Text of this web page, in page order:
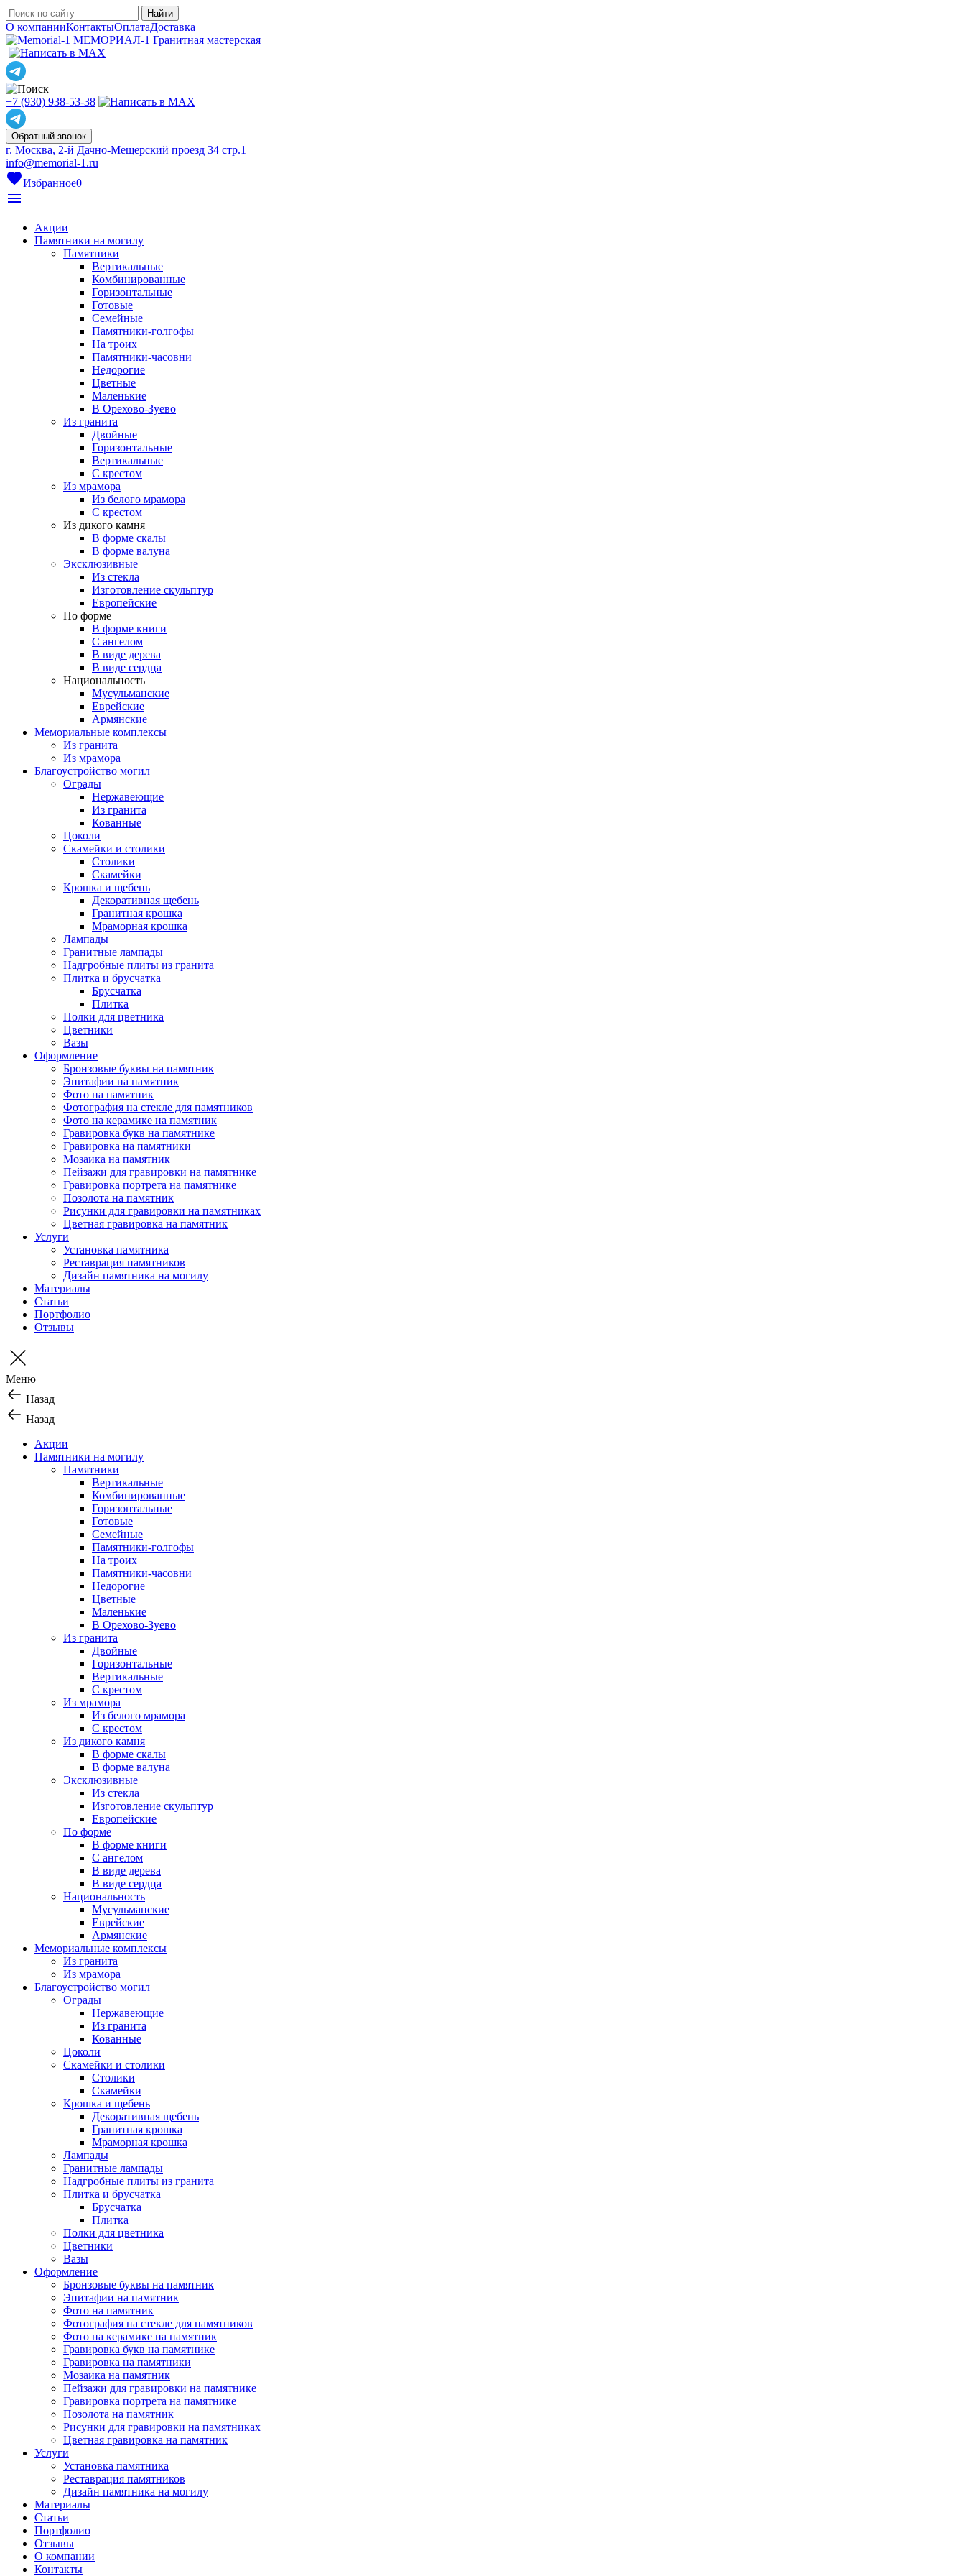
О компанииКонтактыОплатаДоставка
МЕМОРИАЛ-1 Гранитная мастерская
+7 (930) 938-53-38
Обратный звонок
г. Москва, 2-й Дачно-Мещерский проезд 34 стр.1
info@memorial-1.ru
favoriteИзбранное0
menu
Акции
Памятники на могилу
Памятники
Вертикальные
Комбинированные
Горизонтальные
Готовые
Семейные
Памятники-голгофы
На троих
Памятники-часовни
Недорогие
Цветные
Маленькие
В Орехово-Зуево
Из гранита
Двойные
Горизонтальные
Вертикальные
С крестом
Из мрамора
Из белого мрамора
С крестом
Из дикого камня
В форме скалы
В форме валуна
Эксклюзивные
Из стекла
Изготовление скульптур
Европейские
По форме
В форме книги
С ангелом
В виде дерева
В виде сердца
Национальность
Мусульманские
Еврейские
Армянские
Мемориальные комплексы
Из гранита
Из мрамора
Благоустройство могил
Ограды
Нержавеющие
Из гранита
Кованные
Цоколи
Скамейки и столики
Столики
Скамейки
Крошка и щебень
Декоративная щебень
Гранитная крошка
Мраморная крошка
Лампады
Гранитные лампады
Надгробные плиты из гранита
Плитка и брусчатка
Брусчатка
Плитка
Полки для цветника
Цветники
Вазы
Оформление
Бронзовые буквы на памятник
Эпитафии на памятник
Фото на памятник
Фотография на стекле для памятников
Фото на керамике на памятник
Гравировка букв на памятнике
Гравировка на памятники
Мозаика на памятник
Пейзажи для гравировки на памятнике
Гравировка портрета на памятнике
Позолота на памятник
Рисунки для гравировки на памятниках
Цветная гравировка на памятник
Услуги
Установка памятника
Реставрация памятников
Дизайн памятника на могилу
Материалы
Статьи
Портфолио
Отзывы
Меню
Назад
Назад
Акции
Памятники на могилу
Памятники
Вертикальные
Комбинированные
Горизонтальные
Готовые
Семейные
Памятники-голгофы
На троих
Памятники-часовни
Недорогие
Цветные
Маленькие
В Орехово-Зуево
Из гранита
Двойные
Горизонтальные
Вертикальные
С крестом
Из мрамора
Из белого мрамора
С крестом
Из дикого камня
В форме скалы
В форме валуна
Эксклюзивные
Из стекла
Изготовление скульптур
Европейские
По форме
В форме книги
С ангелом
В виде дерева
В виде сердца
Национальность
Мусульманские
Еврейские
Армянские
Мемориальные комплексы
Из гранита
Из мрамора
Благоустройство могил
Ограды
Нержавеющие
Из гранита
Кованные
Цоколи
Скамейки и столики
Столики
Скамейки
Крошка и щебень
Декоративная щебень
Гранитная крошка
Мраморная крошка
Лампады
Гранитные лампады
Надгробные плиты из гранита
Плитка и брусчатка
Брусчатка
Плитка
Полки для цветника
Цветники
Вазы
Оформление
Бронзовые буквы на памятник
Эпитафии на памятник
Фото на памятник
Фотография на стекле для памятников
Фото на керамике на памятник
Гравировка букв на памятнике
Гравировка на памятники
Мозаика на памятник
Пейзажи для гравировки на памятнике
Гравировка портрета на памятнике
Позолота на памятник
Рисунки для гравировки на памятниках
Цветная гравировка на памятник
Услуги
Установка памятника
Реставрация памятников
Дизайн памятника на могилу
Материалы
Статьи
Портфолио
Отзывы
О компании
Контакты